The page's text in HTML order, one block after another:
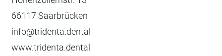
66117 Saarbrücken
info@tridenta.dental
www.tridenta.dental